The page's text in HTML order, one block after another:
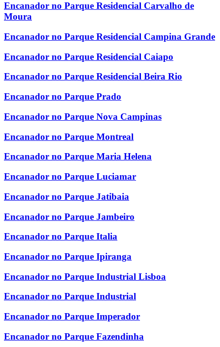
Encanador no Parque Residencial Carvalho de
Moura
Encanador no Parque Residencial Campina Grande
Encanador no Parque Residencial Caiapo
Encanador no Parque Residencial Beira Rio
Encanador no Parque Prado
Encanador no Parque Nova Campinas
Encanador no Parque Montreal
Encanador no Parque Maria Helena
Encanador no Parque Luciamar
Encanador no Parque Jatibaia
Encanador no Parque Jambeiro
Encanador no Parque Italia
Encanador no Parque Ipiranga
Encanador no Parque Industrial Lisboa
Encanador no Parque Industrial
Encanador no Parque Imperador
Encanador no Parque Fazendinha